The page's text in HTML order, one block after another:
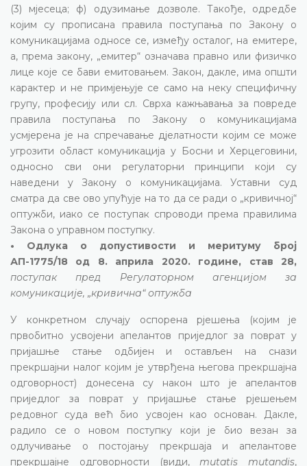
(3) мјесеца; ф) одузимање дозволе. Такође, одредбе
којим су прописана правила поступања по Закону о
комуникацијама односе се, између осталог, на емитере,
а, према закону, „емитер“ означава правно или физичко
лице које се бави емитовањем. Закон, дакле, има општи
карактер и не примјењује се само на неку специфичну
групу, професију или сл. Сврха кажњавања за повреде
правила поступања по Закону о комуникацијама
усмјерена је на спречавање дјелатности којим се може
угрозити област комуникација у Босни и Херцеговини,
односно сви они регулаторни принципи који су
наведени у Закону о комуникацијама. Уставни суд
сматра да све ово упућује на то да се ради о „кривичној“
оптужби, иако се поступак спроводи према правилима
Закона о управном поступку.
• Одлука о допустивости и меритуму број
АП-1775/18 од 8. априла 2020. године, став 28,
поступак пред Регулаторном агенцијом за
комуникације, „кривична“ оптужба
У конкретном случају оспорена рјешења (којим је
првобитно усвојени апелантов приједлог за поврат у
пријашње стање одбијен и остављен на снази
прекршајни налог којим је утврђена његова прекршајна
одговорност) донесена су након што је апелантов
приједлог за поврат у пријашње стање рјешењем
редовног суда већ био усвојен као основан. Дакле,
радило се о новом поступку који је био везан за
одлучивање о постојању прекршаја и апелантове
прекршајне одговорности (види,mutatis mutandis,